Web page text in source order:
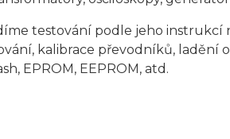
testování podle jeho
kalibrace převodníků, ladění
EPROM, EEPROM, atd.